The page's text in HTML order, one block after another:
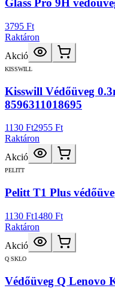
Glass Pro 9H
3795 Ft
Raktáron
Akció
KISSWILL
Kisswill Védőüveg
8596311018695
1130 Ft2955 Ft
Raktáron
Akció
PELITT
Pelitt T1 Plus
1130 Ft1480 Ft
Raktáron
Akció
Q SKLO
Védőüveg Q Lenovo